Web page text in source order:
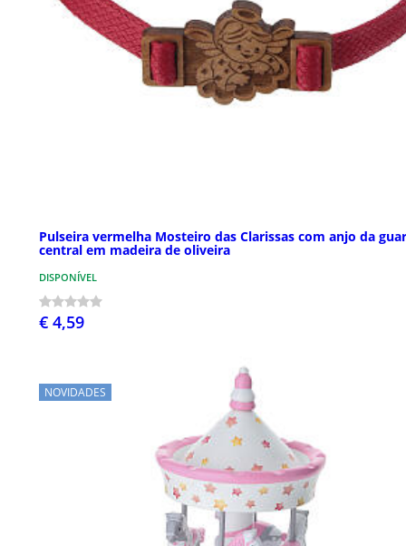
Pulseira vermelha Mosteiro das Clarissas com anjo da
central em madeira de oliveira
DISPONÍVEL
€ 4,59
NOVIDADES